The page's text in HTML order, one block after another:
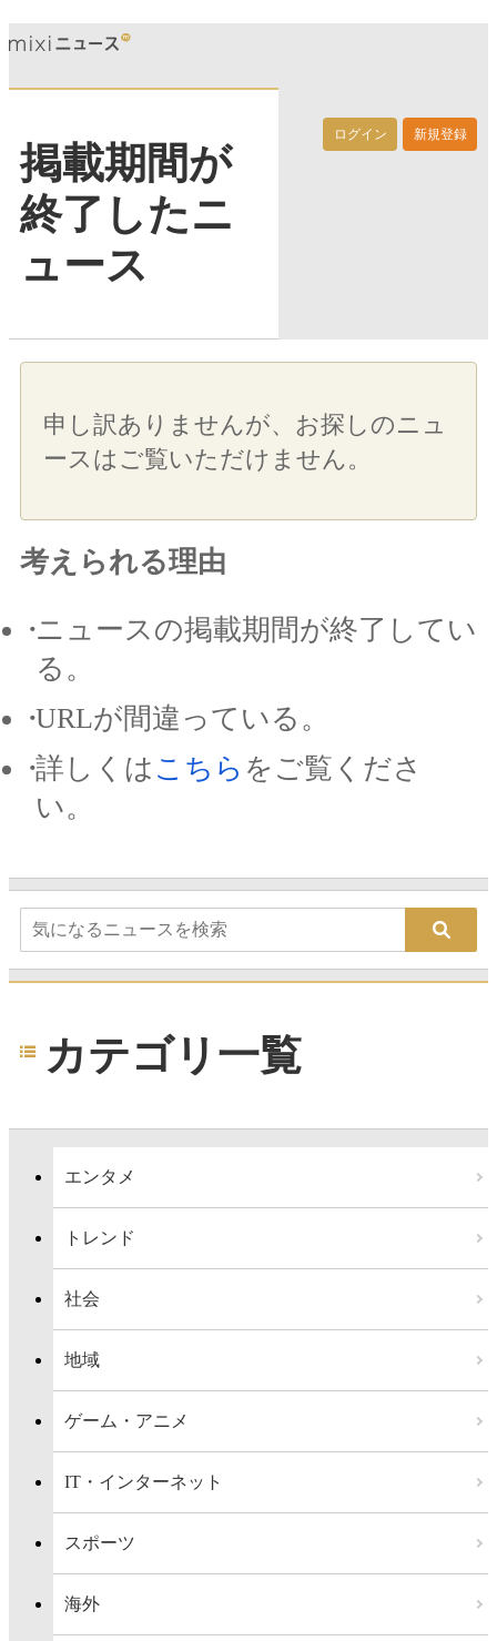
ログイン 新規登録
掲載期間が
終了したニ
ュース
申し訳ありませんが、お探しのニュ
ースはご覧いただけません。
考えられる理由
ニュースの掲載期間が終了してい
る。
URLが間違っている。
詳しくは こちら をご覧くださ
い。
カテゴリ一覧
エンタメ
トレンド
社会
地域
ゲーム・アニメ
IT・インターネット
スポーツ
海外